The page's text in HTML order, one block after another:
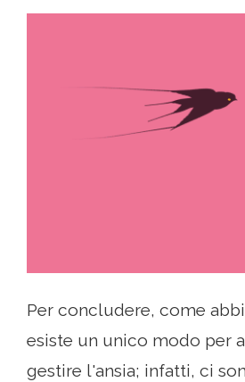
Per concludere, come
esiste un unico modo per
gestire l'ansia; infatti, ci